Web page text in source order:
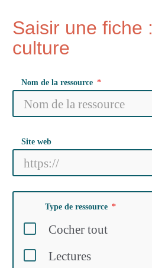
Saisir une fiche
culture
Nom de la ressource
Site web
Type de ressource
Cocher tout
Lectures